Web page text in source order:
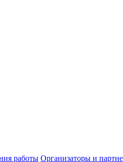
работы Организаторы и